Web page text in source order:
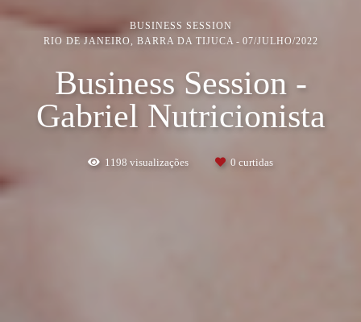
BUSINESS SESSION
RIO DE JANEIRO, BARRA DA TIJUCA
07/JULHO/2022
Business Session -
Gabriel Nutricionista
1198 visualizações 0 curtidas